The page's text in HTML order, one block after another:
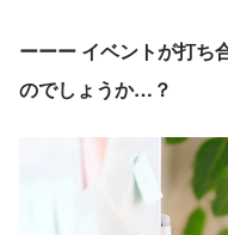
ーーー イベントが打ち
のでしょうか…？